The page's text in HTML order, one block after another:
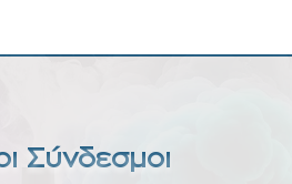
Σύνδεσμοι